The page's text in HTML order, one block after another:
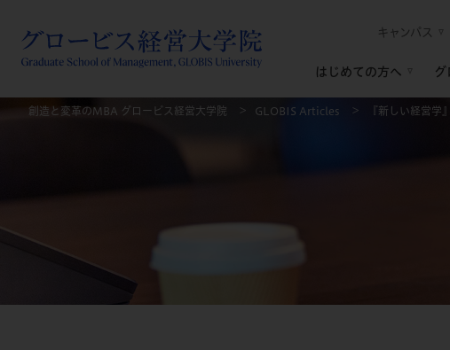
キャンパス
はじめての方へ グ
創造と変革のMBA グロービス経営大学院 GLOBIS Articles 『新しい経営